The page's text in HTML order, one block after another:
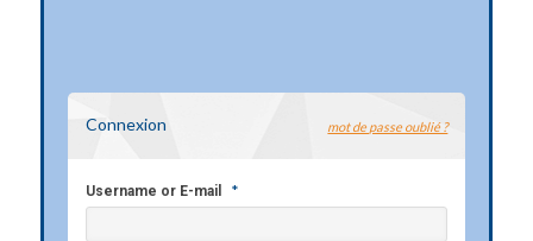
Connexion mot de passe oublié ?
Username or E-mail *